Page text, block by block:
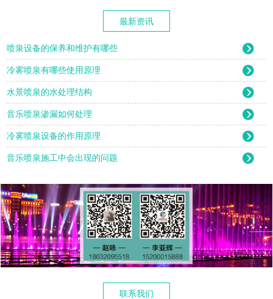
最新资讯
喷泉设备的保养和维护有哪些
冷雾喷泉有哪些使用原理
水景喷泉的水处理结构
音乐喷泉渗漏如何处理
冷雾喷泉设备的作用原理
音乐喷泉施工中会出现的问题
联系我们